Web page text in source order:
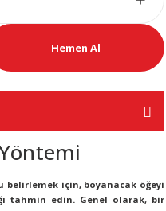
Hemen Al
belirlemek için, boyanacak öğeyi
tahmin edin. Genel olarak, bir